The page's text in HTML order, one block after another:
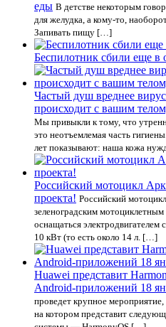
еды В детстве некоторым
для желудка, а кому-то,
Запивать пищу […]
Беспилотник сбили еще в
Частый душ вреднее
происходит с вашим
Мы привыкли к тому, что
это неотъемлемая часть
лет показывают: наша кожа
Российский мотоцикл
проекта! Российский
зеленоградским
оснащаться
10 кВт (то есть около 14 л. […]
Huawei представит
Android-приложений 18
проведет крупное
на котором представит